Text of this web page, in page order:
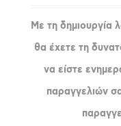
Με τη δημιουργία
θα έχετε τη
να είστε
παραγγελιών